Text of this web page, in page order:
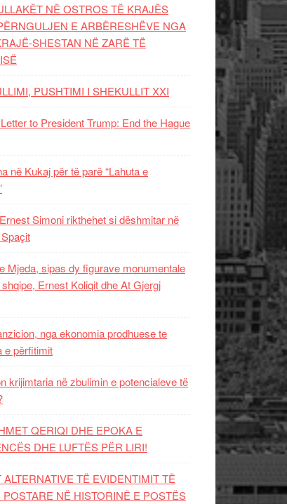
NË OSTROS TË KRAJËS
E ARBËRESHËVE NGA
SHESTAN NË ZARË TË
PUSHTIMI I SHEKULLIT XXI
Letter to President Trump: End the Hague
në Kukaj për të parë “Lahuta e
Simoni rikthehet si dëshmitar në
Mjeda, sipas dy figurave monumentale
Ernest Koliqit dhe At Gjergj
nga ekonomia prodhuese te
e përfitimit
krijimtaria në zbulimin e potencialeve të
QERIQI DHE EPOKA E
DHE LUFTЁS PЁR LIRI!
ALTERNATIVE TË EVIDENTIMIT TË
POSTARE NË HISTORINË E POSTËS